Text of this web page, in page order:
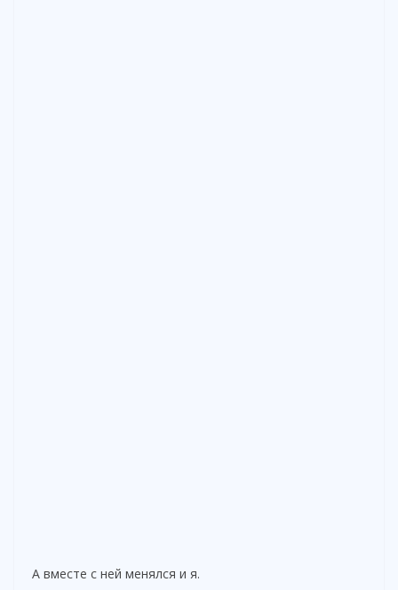
А вместе с ней менялся и я.